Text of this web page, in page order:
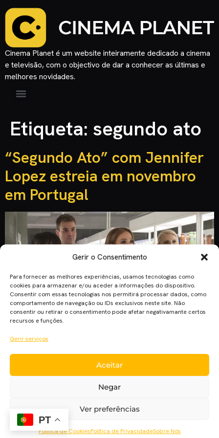
Gerir o Consentimento
Para fornecer as melhores experiências, usamos tecnologias como
cookies para armazenar e/ou aceder a informações do dispositivo.
Consentir com essas tecnologias nos permitirá processar dados, como
comportamento de navegação ou IDs exclusivos neste site. Não
consentir ou retirar o consentimento pode afetar negativamante certos
recursos e funções.
Gerir serviços
Aceitar
Negar
Ver preferências
Política de CookiesPolítica de PrivacidadeSobre Nós
Cinema Planet é um website inteiramente dedicado a cinema
e televisão, com o objectivo de dar a conhecer as últimas e
melhores novidades.
Etiqueta: segundo ato
“Segundo Ato” com Jennifer
Lopez estreia em novembro
em Portugal
“Segundo Ato” traz-nos uma comédia romântica ao estilo de
“Uma Mulher de Sucesso”. O filme protagonizado por
Jennifer Lopez conta com a realização de Peter Segal. Em
nos seus 40 anos, que luta com as frustrações inerentes aos
seus sonhos não realizados. Mas isso acontece apenas até
se […]
PT